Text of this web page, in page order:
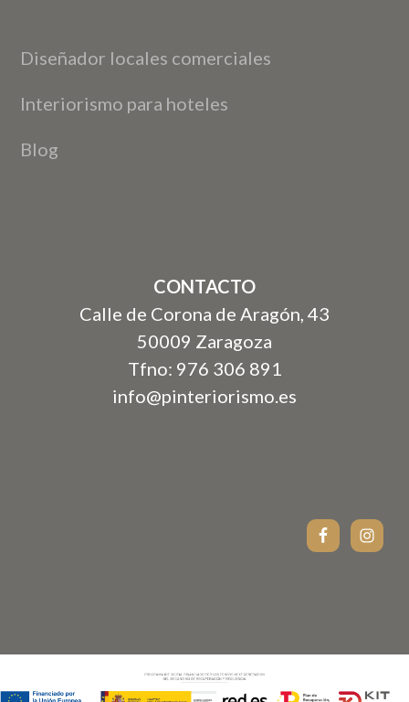
Diseñador locales comerciales
Interiorismo para hoteles
Blog
CONTACTO
Calle de Corona de Aragón, 43
50009 Zaragoza
Tfno: 976 306 891
info@pinteriorismo.es